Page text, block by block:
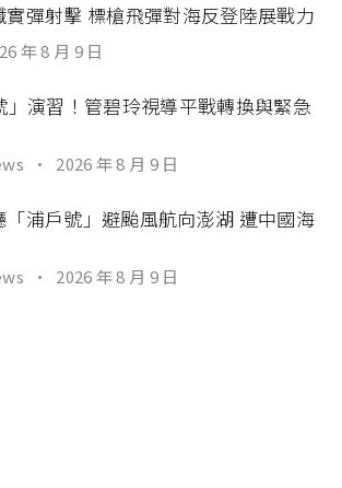
彈射擊 標槍飛彈對海反登陸展戰力
年 8 月 9 日
」演習！管碧玲視導平戰轉換與緊急
· 2026 年 8 月 9 日
「浦戶號」避颱風航向澎湖 遭中國海
· 2026 年 8 月 9 日